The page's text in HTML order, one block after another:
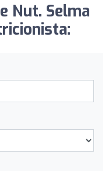
Nut. Selma